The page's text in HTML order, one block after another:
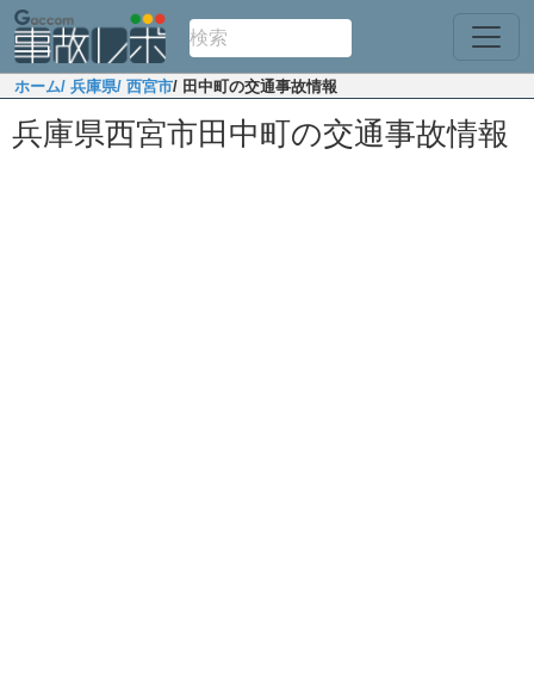
ホーム/ 兵庫県/ 西宮市/ 田中町の交通事故情報
兵庫県西宮市田中町の交通事故情報